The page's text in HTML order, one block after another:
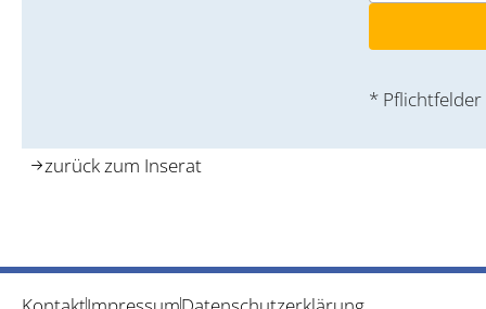
* Pflichtfelder
zurück zum Inserat